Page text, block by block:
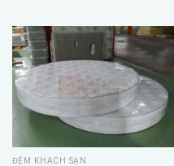
ĐỆM KHÁCH SẠN